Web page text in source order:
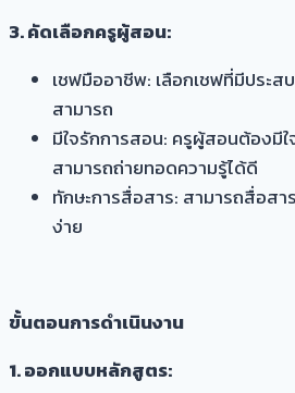
3. คัดเลือกครูผู้สอน:
เชฟมืออาชีพ: เลือกเชฟที่มีประ
สามารถ
มีใจรักการสอน: ครูผู้สอนต้องมีใ
สามารถถ่ายทอดความรู้ได้ดี
ทักษะการสื่อสาร: สามารถสื่อสา
ง่าย
ขั้นตอนการดำเนินงาน
1. ออกแบบหลักสูตร: